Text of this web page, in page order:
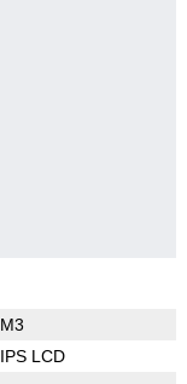
M3
IPS LCD